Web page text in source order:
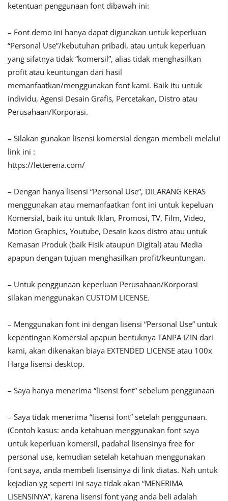
ketentuan penggunaan font dibawah ini:
– Font demo ini hanya dapat digunakan untuk keperluan
“Personal Use”/kebutuhan pribadi, atau untuk keperluan
yang sifatnya tidak “komersil”, alias tidak menghasilkan
profit atau keuntungan dari hasil
memanfaatkan/menggunakan font kami. Baik itu untuk
individu, Agensi Desain Grafis, Percetakan, Distro atau
Perusahaan/Korporasi.
– Silakan gunakan lisensi komersial dengan membeli melalui
link ini :
https://letterena.com/
– Dengan hanya lisensi “Personal Use”, DILARANG KERAS
menggunakan atau memanfaatkan font ini untuk kepeluan
Komersial, baik itu untuk Iklan, Promosi, TV, Film, Video,
Motion Graphics, Youtube, Desain kaos distro atau untuk
Kemasan Produk (baik Fisik ataupun Digital) atau Media
apapun dengan tujuan menghasilkan profit/keuntungan.
– Untuk penggunaan keperluan Perusahaan/Korporasi
silakan menggunakan CUSTOM LICENSE.
– Menggunakan font ini dengan lisensi “Personal Use” untuk
kepentingan Komersial apapun bentuknya TANPA IZIN dari
kami, akan dikenakan biaya EXTENDED LICENSE atau 100x
Harga lisensi desktop.
– Saya hanya menerima “lisensi font” sebelum penggunaan
– Saya tidak menerima “lisensi font” setelah penggunaan.
(Contoh kasus: anda ketahuan menggunakan font saya
untuk keperluan komersil, padahal lisensinya free for
personal use, kemudian setelah ketahuan menggunakan
font saya, anda membeli lisensinya di link diatas. Nah untuk
kejadian yg seperti ini saya tidak akan “MENERIMA
LISENSINYA”, karena lisensi font yang anda beli adalah